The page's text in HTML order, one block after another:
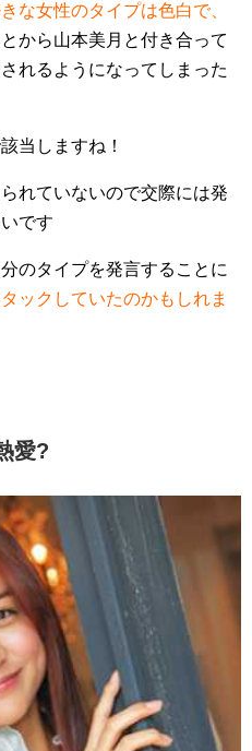
な女性のタイプは色白で、
から山本美月と付き合って
れるようになってしまった
当しますね！
れていないので交際には発
です
のタイプを発言することに
ックしていたのかもしれま
愛?